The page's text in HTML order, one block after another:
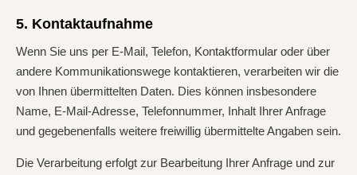
5. Kontaktaufnahme
Wenn Sie uns per E-Mail, Telefon, Kontaktformular oder über
andere Kommunikationswege kontaktieren, verarbeiten wir die
von Ihnen übermittelten Daten. Dies können insbesondere
Name, E-Mail-Adresse, Telefonnummer, Inhalt Ihrer Anfrage
und gegebenenfalls weitere freiwillig übermittelte Angaben sein.
Die Verarbeitung erfolgt zur Bearbeitung Ihrer Anfrage und zur